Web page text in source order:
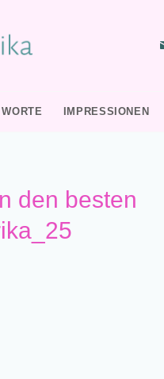
IMPRESSIONEN
den besten